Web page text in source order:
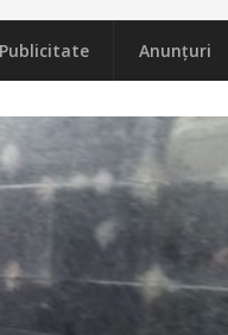
Publicitate Anunțuri